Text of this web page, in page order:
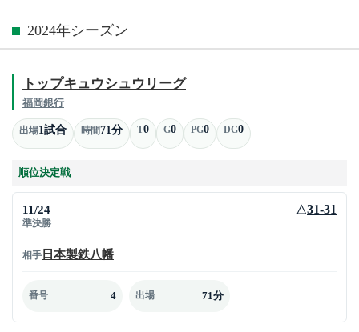
2024年シーズン
トップキュウシュウリーグ
福岡銀行
出場1試合 時間71分 T0 G0 PG0 DG0
順位決定戦
11/24
準決勝
△31-31
相手 日本製鉄八幡
番号 4 出場 71分